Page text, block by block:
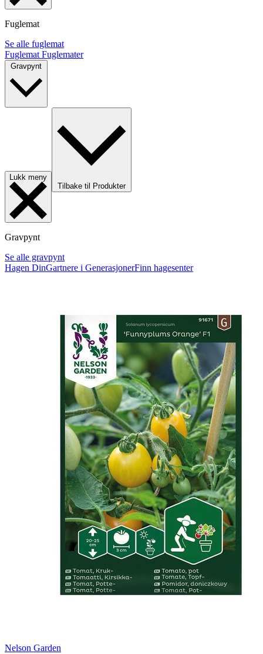
Fuglemat
Se alle fuglemat
Fuglemat Fuglemater
Lukk meny
Tilbake til Produkter
Gravpynt
Se alle gravpynt
Hagen DinGartnere i GenerasjonerFinn hagesenter
Nelson Garden